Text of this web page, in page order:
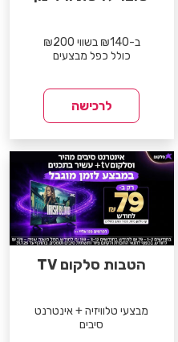
ב-₪140 בשווי ₪200
כולל כפל מבצעים
לרכישה
הטבות סלקום TV
מבצעי טלוויזיה + אינטרנט
סיבים